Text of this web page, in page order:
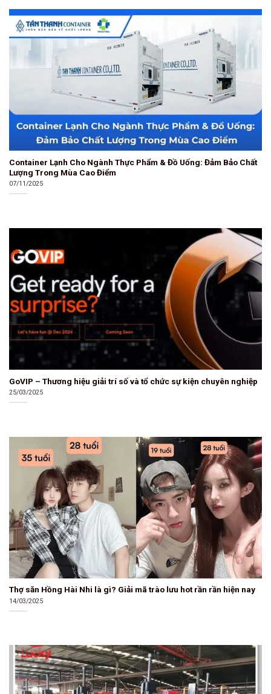
Container Lạnh Cho Ngành Thực Phẩm & Đồ Uống: Đảm Bảo Chất
Lượng Trong Mùa Cao Điểm
07/11/2025
GoVIP – Thương hiệu giải trí số và tổ chức sự kiện chuyên nghiệp
25/03/2025
Thợ săn Hồng Hài Nhi là gì? Giải mã trào lưu hot rần rần hiện nay
14/03/2025